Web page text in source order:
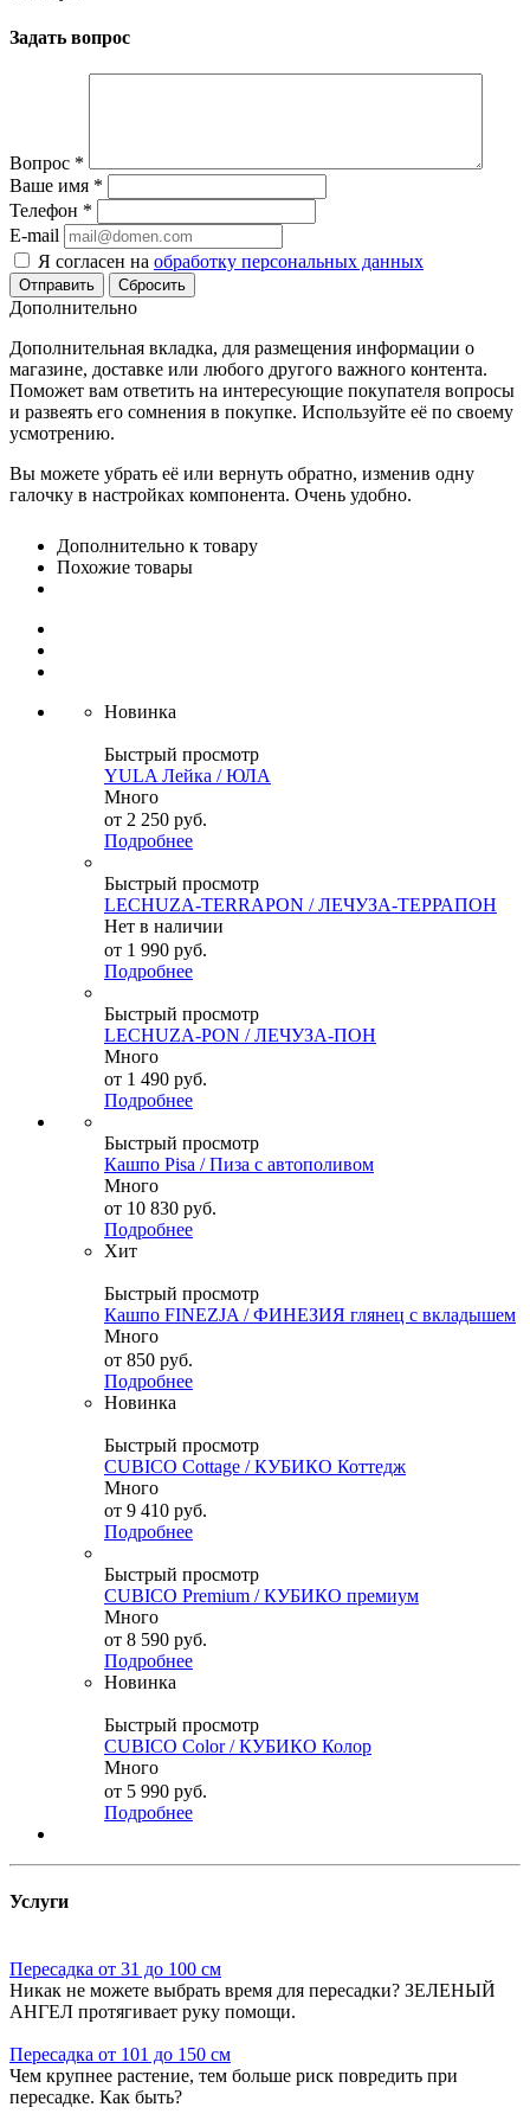
Задать вопрос
Вопрос *
Ваше имя *
Телефон *
E-mail
Я согласен на обработку персональных данных
Сбросить
Дополнительно
Дополнительная вкладка, для размещения информации о
магазине, доставке или любого другого важного контента.
Поможет вам ответить на интересующие покупателя вопросы
и развеять его сомнения в покупке. Используйте её по своему
усмотрению.
Вы можете убрать её или вернуть обратно, изменив одну
галочку в настройках компонента. Очень удобно.
Дополнительно к товару
Похожие товары
Новинка
Быстрый просмотр
YULA Лейка / ЮЛА
Много
от 2 250 руб.
Подробнее
Быстрый просмотр
LECHUZA-TERRAPON / ЛЕЧУЗА-ТЕРРАПОН
Нет в наличии
от 1 990 руб.
Подробнее
Быстрый просмотр
LECHUZA-PON / ЛЕЧУЗА-ПОН
Много
от 1 490 руб.
Подробнее
Быстрый просмотр
Кашпо Pisa / Пиза с автополивом
Много
от 10 830 руб.
Подробнее
Хит
Быстрый просмотр
Кашпо FINEZJA / ФИНЕЗИЯ глянец с вкладышем
Много
от 850 руб.
Подробнее
Новинка
Быстрый просмотр
CUBICO Cottage / КУБИКО Коттедж
Много
от 9 410 руб.
Подробнее
Быстрый просмотр
CUBICO Premium / КУБИКО премиум
Много
от 8 590 руб.
Подробнее
Новинка
Быстрый просмотр
CUBICO Color / КУБИКО Колор
Много
от 5 990 руб.
Подробнее
Услуги
Пересадка от 31 до 100 см
Никак не можете выбрать время для пересадки? ЗЕЛЕНЫЙ
АНГЕЛ протягивает руку помощи.
Пересадка от 101 до 150 см
Чем крупнее растение, тем больше риск повредить при
пересадке. Как быть?